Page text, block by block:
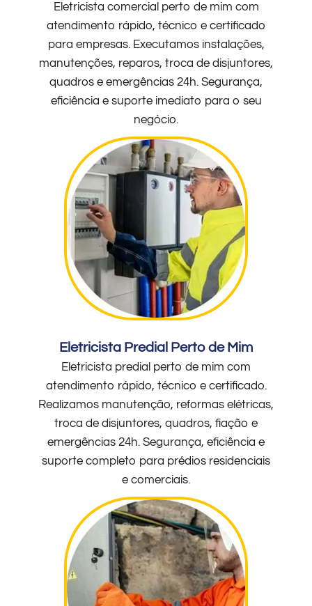
Eletricista comercial perto de mim com
atendimento rápido, técnico e certificado
para empresas. Executamos instalações,
manutenções, reparos, troca de disjuntores,
quadros e emergências 24h. Segurança,
eficiência e suporte imediato para o seu
negócio.
Eletricista Predial Perto de Mim
Eletricista predial perto de mim com
atendimento rápido, técnico e certificado.
Realizamos manutenção, reformas elétricas,
troca de disjuntores, quadros, fiação e
emergências 24h. Segurança, eficiência e
suporte completo para prédios residenciais
e comerciais.